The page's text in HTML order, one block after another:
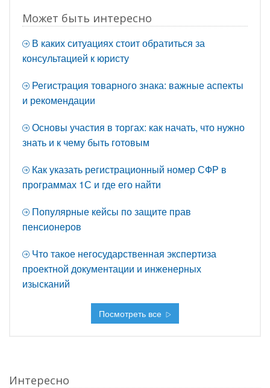
Может быть интересно
В каких ситуациях стоит обратиться за
консультацией к юристу
Регистрация товарного знака: важные аспекты
и рекомендации
Основы участия в торгах: как начать, что нужно
знать и к чему быть готовым
Как указать регистрационный номер СФР в
программах 1С и где его найти
Популярные кейсы по защите прав
пенсионеров
Что такое негосударственная экспертиза
проектной документации и инженерных
изысканий
Посмотреть все
Интересно